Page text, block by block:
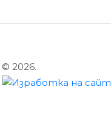
© 2026.